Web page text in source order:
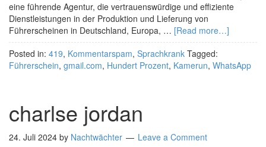
eine führende Agentur, die vertrauenswürdige und effiziente
Dienstleistungen in der Produktion und Lieferung von
Führerscheinen in Deutschland, Europa, … [Read more…]
Posted in: 419, Kommentarspam, Sprachkrank Tagged:
Führerschein, gmail.com, Hundert Prozent, Kamerun, WhatsApp
charlse jordan
24. Juli 2024 by Nachtwächter Leave a Comment